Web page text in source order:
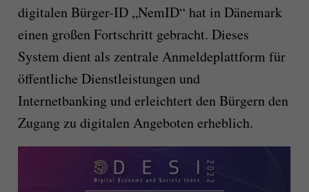
digitalen Bürger-ID „NemID“ hat in Dänemark
einen großen Fortschritt gebracht. Dieses
System dient als zentrale Anmeldeplattform für
öffentliche Dienstleistungen und
Internetbanking und erleichtert den Bürgern den
Zugang zu digitalen Angeboten erheblich.